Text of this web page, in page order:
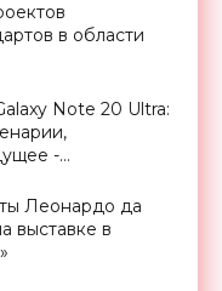
в области
Note 20 Ultra:
-
Леонардо да
выставке в